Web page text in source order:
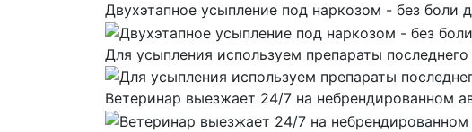
Двухэтапное усыпление под наркозом - без боли
Для усыпления используем препараты
Ветеринар выезжает 24/7 на небрендированном